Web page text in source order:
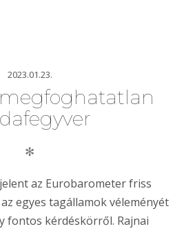
2023.01.23.
✻
az Eurobarometer friss
egyes tagállamok véleményét
fontos kérdéskörről. Rajnai